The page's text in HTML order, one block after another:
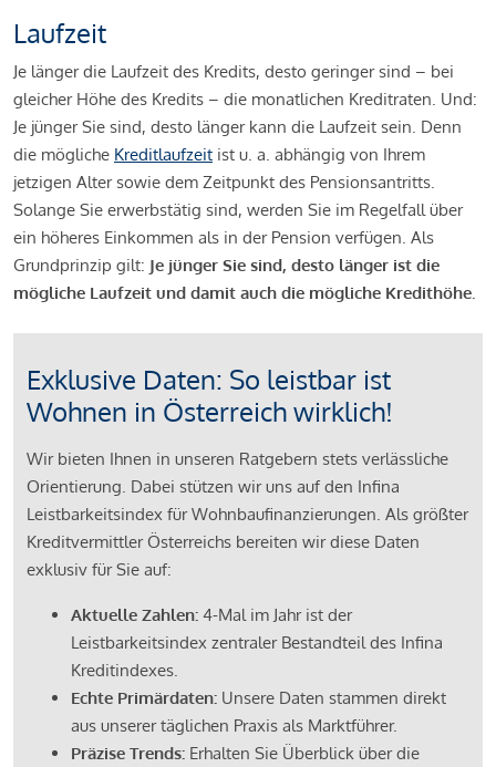
Laufzeit
Je länger die Laufzeit des Kredits, desto geringer sind – bei
gleicher Höhe des Kredits – die monatlichen Kreditraten. Und:
Je jünger Sie sind, desto länger kann die Laufzeit sein. Denn
die mögliche Kreditlaufzeit ist u. a. abhängig von Ihrem
jetzigen Alter sowie dem Zeitpunkt des Pensionsantritts.
Solange Sie erwerbstätig sind, werden Sie im Regelfall über
ein höheres Einkommen als in der Pension verfügen. Als
Grundprinzip gilt: Je jünger Sie sind, desto länger ist die
mögliche Laufzeit und damit auch die mögliche Kredithöhe.
Exklusive Daten: So leistbar ist
Wohnen in Österreich wirklich!
Wir bieten Ihnen in unseren Ratgebern stets verlässliche
Orientierung. Dabei stützen wir uns auf den Infina
Leistbarkeitsindex für Wohnbaufinanzierungen. Als größter
Kreditvermittler Österreichs bereiten wir diese Daten
exklusiv für Sie auf:
Aktuelle Zahlen: 4-Mal im Jahr ist der
Leistbarkeitsindex zentraler Bestandteil des Infina
Kreditindexes.
Echte Primärdaten: Unsere Daten stammen direkt
aus unserer täglichen Praxis als Marktführer.
Präzise Trends: Erhalten Sie Überblick über die